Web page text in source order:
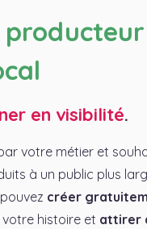
producteur
en visibilité.
votre métier et
à un public plus
créer
histoire et attirer